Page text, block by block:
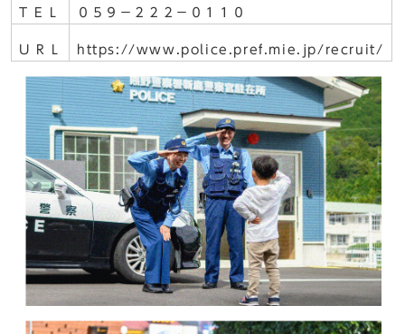
T E L ０５９－２２２－０１１０
U R L https://www.police.pref.mie.jp/recruit/